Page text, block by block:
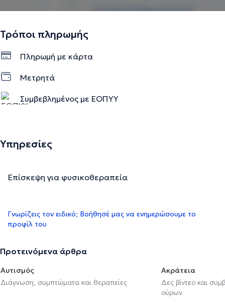
Τρόποι πληρωμής
Πληρωμή με κάρτα
Μετρητά
Συμβεβλημένος με ΕΟΠΥΥ
Υπηρεσίες
Επίσκεψη για φυσικοθεραπεία
Γνωρίζεις τον ειδικό; Βοήθησέ μας να ενημερώσουμε το
προφίλ του
Προτεινόμενα άρθρα
Αυτισμός
Διάγνωση, συμπτώματα και θεραπείες
Ακράτεια
Δες βίντεο και
ούρων